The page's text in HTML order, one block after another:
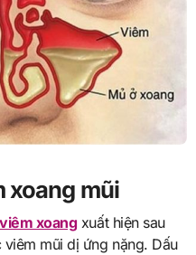
xoang mũi
xoangxuất hiện sau
mũi dị ứng nặng. Dấu